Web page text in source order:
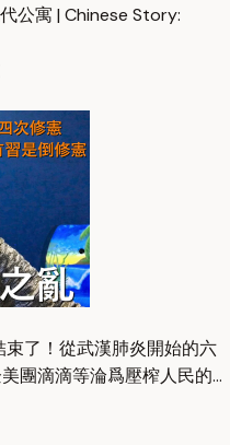
公寓 | Chinese Story:
了！從武漢肺炎開始的六
團滴滴等淪爲壓榨人民的…